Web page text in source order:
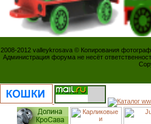
2008-2012 valleykrosava © Копирования
Администрация форума не несёт